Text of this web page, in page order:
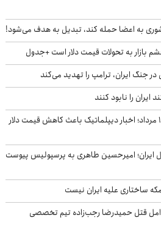
به اعضا حمله کند، تبدیل به هدف می‌شود!
بازار به تحولات قیمت دلار است +جدول
جنگ ایران، ترامپ را تهدید می‌کند
را نابود کنند
وضعیت بازار ارز فردا یکشنبه ۱۸ مرداد؛ اخبار دیپلماتیک باعث کاهش قیمت دلار
ایران؛ امیرحسین طاهری به پرسپولیس پیوست
ساختاری علیه ایران نیست
قتل حمیدرضا رجب‌زاده تیم تخصصی